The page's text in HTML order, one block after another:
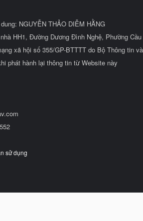
NGUYỄN THẢO DIỄM HẰNG
HH1, Đường Dương Đình Nghệ, Phường
xã hội số 355/GP-BTTTT do Bộ Thông tin
phát hành lại thông tin từ Website này
sử dụng